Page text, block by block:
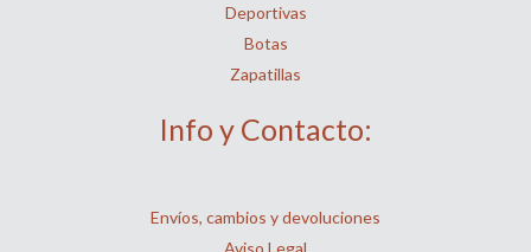
Deportivas
Botas
Zapatillas
Info y Contacto:
Envíos, cambios y devoluciones
Aviso Legal